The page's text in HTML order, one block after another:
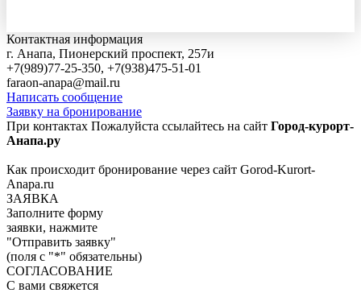
Контактная информация
г. Анапа, Пионерский проспект, 257и
+7(989)77-25-350, +7(938)475-51-01
faraon-anapa@mail.ru
Написать сообщение
Заявку на бронирование
При контактах Пожалуйста ссылайтесь на сайт Город-курорт-
Анапа.ру
Как происходит бронирование через сайт Gorod-Kurort-
Anapa.ru
ЗАЯВКА
Заполните форму
заявки, нажмите
"Отправить заявку"
(поля с "*" обязательны)
СОГЛАСОВАНИЕ
С вами свяжется